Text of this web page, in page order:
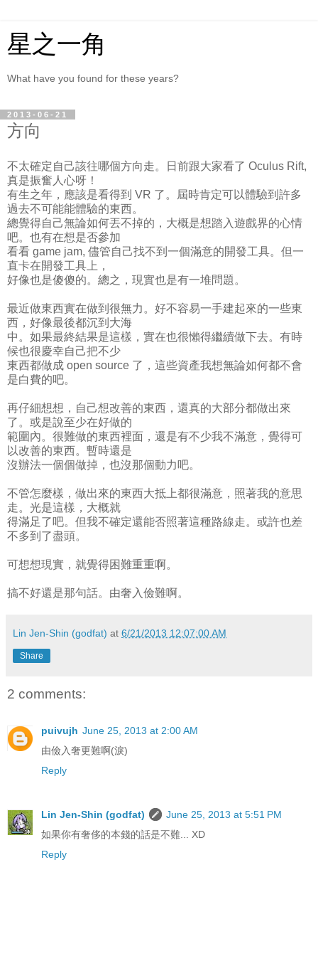
星之一角
What have you found for these years?
2013-06-21
方向
不太確定自己該往哪個方向走。日前跟大家看了 Oculus Rift,
真是振奮人心呀！
有生之年，應該是看得到 VR 了。屆時肯定可以體驗到許多
過去不可能能體驗的東西。
總覺得自己無論如何丟不掉的，大概是想踏入遊戲界的心情
吧。也有在想是否參加
看看 game jam, 儘管自己找不到一個滿意的開發工具。但一
直卡在開發工具上，
好像也是傻傻的。總之，現實也是有一堆問題。
最近做東西實在做到很無力。好不容易一手建起來的一些東
西，好像最後都沉到大海
中。如果最終結果是這樣，實在也很懶得繼續做下去。有時
候也很慶幸自己把不少
東西都做成 open source 了，這些資產我想無論如何都不會
是白費的吧。
再仔細想想，自己想改善的東西，還真的大部分都做出來
了。或是說至少在好做的
範圍內。很難做的東西裡面，還是有不少我不滿意，覺得可
以改善的東西。暫時還是
沒辦法一個個做掉，也沒那個動力吧。
不管怎麼樣，做出來的東西大抵上都很滿意，照著我的意思
走。光是這樣，大概就
得滿足了吧。但我不確定還能否照著這種路線走。或許也差
不多到了盡頭。
可想想現實，就覺得困難重重啊。
搞不好還是那句話。由奢入儉難啊。
Lin Jen-Shin (godfat) at 6/21/2013 12:07:00 AM
Share
2 comments:
puivujh June 25, 2013 at 2:00 AM
由儉入奢更難啊(淚)
Reply
Lin Jen-Shin (godfat)
June 25, 2013 at 5:51 PM
如果你有奢侈的本錢的話是不難... XD
Reply